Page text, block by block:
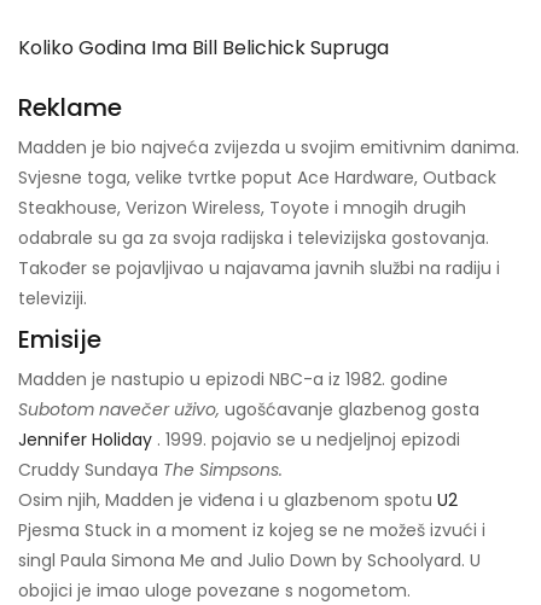
Koliko Godina Ima Bill Belichick Supruga
Reklame
Madden je bio najveća zvijezda u svojim emitivnim danima.
Svjesne toga, velike tvrtke poput Ace Hardware, Outback
Steakhouse, Verizon Wireless, Toyote i mnogih drugih
odabrale su ga za svoja radijska i televizijska gostovanja.
Također se pojavljivao u najavama javnih službi na radiju i
televiziji.
Emisije
Madden je nastupio u epizodi NBC-a iz 1982. godine
Subotom navečer uživo, ugošćavanje glazbenog gosta
Jennifer Holiday . 1999. pojavio se u nedjeljnoj epizodi
Cruddy Sundaya The Simpsons.
Osim njih, Madden je viđena i u glazbenom spotu U2
Pjesma Stuck in a moment iz kojeg se ne možeš izvući i
singl Paula Simona Me and Julio Down by Schoolyard. U
obojici je imao uloge povezane s nogometom.